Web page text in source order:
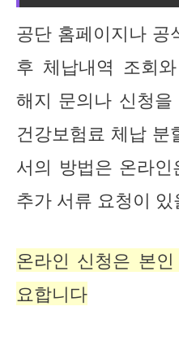
공단 홈페이지나 공
후 체납내역 조회
해지 문의나 신청
건강보험료 체납 분
서의 방법은 온라
추가 서류 요청이
온라인 신청은 본
요합니다